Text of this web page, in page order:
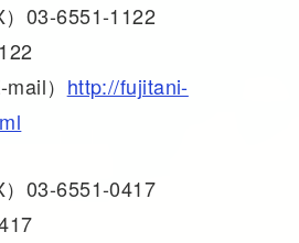
）03-6551-1122
） http://fujitani-
）03-6551-0417